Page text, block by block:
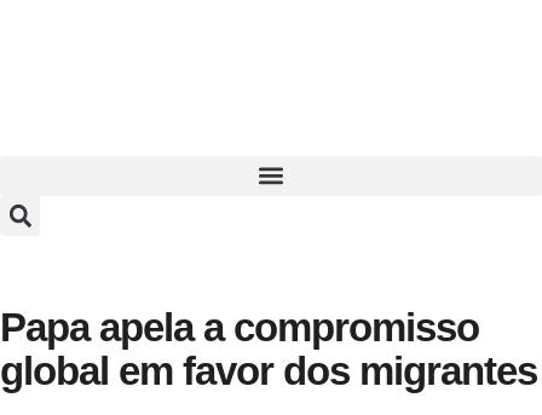
Papa apela a compromisso
global em favor dos migrantes